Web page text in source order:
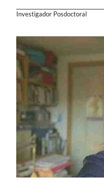
Investigador Posdoctoral